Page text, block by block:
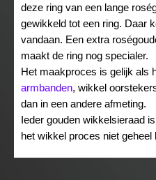
deze ring van een lange
gewikkeld tot een ring. Daar
vandaan. Een extra
maakt de ring nog specialer.
Het maakproces is gelijk als
armbanden, wikkel
dan in een andere afmeting.
Ieder gouden wikkelsieraad
het wikkel proces niet geheel